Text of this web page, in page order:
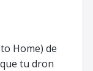
Home) de
tu dron